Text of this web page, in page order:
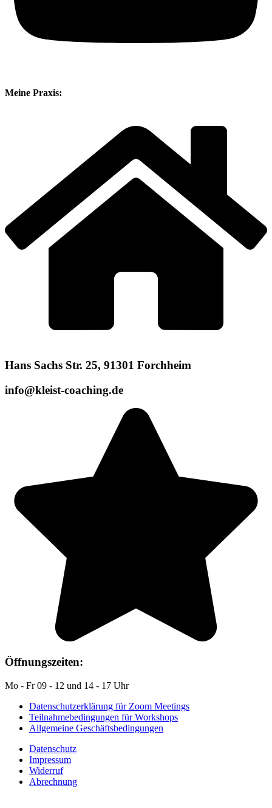
Meine Praxis:
Hans Sachs Str. 25, 91301 Forchheim
info@kleist-coaching.de
Öffnungszeiten:
Mo - Fr 09 - 12 und 14 - 17 Uhr
Datenschutzerklärung für Zoom Meetings
Teilnahmebedingungen für Workshops
Allgemeine Geschäftsbedingungen
Datenschutz
Impressum
Widerruf
Abrechnung